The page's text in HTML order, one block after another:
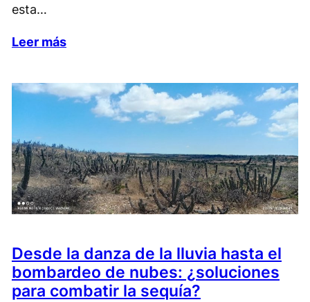
esta…
Leer más
Desde la danza de la lluvia hasta el
bombardeo de nubes: ¿soluciones
para combatir la sequía?